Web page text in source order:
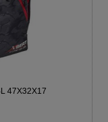
47X32X17